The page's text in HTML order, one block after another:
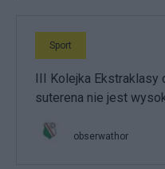
Sport
III Kolejka
suterena nie jest
obserwathor